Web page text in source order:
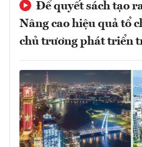
Để quyết sách tạo
Nâng cao hiệu quả tổ
chủ trương phát triển